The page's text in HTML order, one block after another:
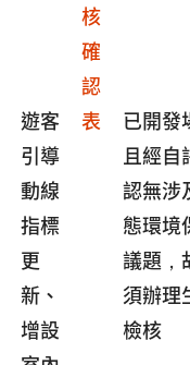
遊客
引導
動線
指標
更
新、
增設
核
確
認
表
已開發
且經自
認無涉
態環境
議題，
須辦理
檢核